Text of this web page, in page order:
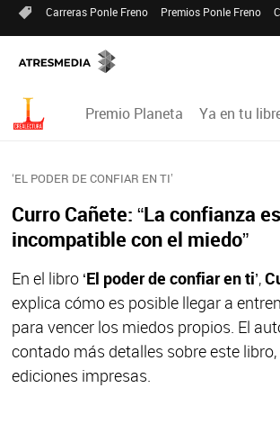
Carreras Ponle Freno Premios Ponle Freno
Premio Planeta Ya en tu
‘EL PODER DE CONFIAR EN TI’
Curro Cañete: “La confianza es
incompatible con el miedo”
En el libro ‘El poder de confiar en ti’,
explica cómo es posible llegar a
para vencer los miedos propios. El
contado más detalles sobre este
ediciones impresas.